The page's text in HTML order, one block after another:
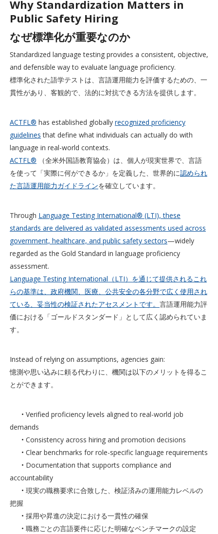
Why Standardization Matters in
Public Safety Hiring
なぜ標準化が重要なのか
Standardized language testing provides a consistent, objective,
and defensible way to evaluate language proficiency.
標準化された語学テストは、言語運用能力を評価するための、一
貫性があり、客観的で、法的に対抗できる方法を提供します。
ACTFL® has established globally recognized proficiency
guidelines that define what individuals can actually do with
language in real-world contexts.
ACTFL® （全米外国語教育協会）は、個人が現実世界で、言語
を使って「実際に何ができるか」を定義した、世界的に認められ
た言語運用能力ガイドラインを確立しています。
Through Language Testing International® (LTI), these
standards are delivered as validated assessments used across
government, healthcare, and public safety sectors—widely
regarded as the Gold Standard in language proficiency
assessment.
Language Testing International（LTI）を通じて提供されるこれ
らの基準は、政府機関、医療、公共安全の各分野で広く使用され
ている、妥当性の検証されたアセスメントです。 言語運用能力評
価における「ゴールドスタンダード」として広く認められていま
す。
Instead of relying on assumptions, agencies gain:
憶測や思い込みに頼る代わりに、機関は以下のメリットを得るこ
とができます。
• Verified proficiency levels aligned to real-world job
demands
• Consistency across hiring and promotion decisions
• Clear benchmarks for role-specific language requirements
• Documentation that supports compliance and
accountability
• 現実の職務要求に合致した、検証済みの運用能力レベルの
把握
• 採用や昇進の決定における一貫性の確保
• 職務ごとの言語要件に応じた明確なベンチマークの設定